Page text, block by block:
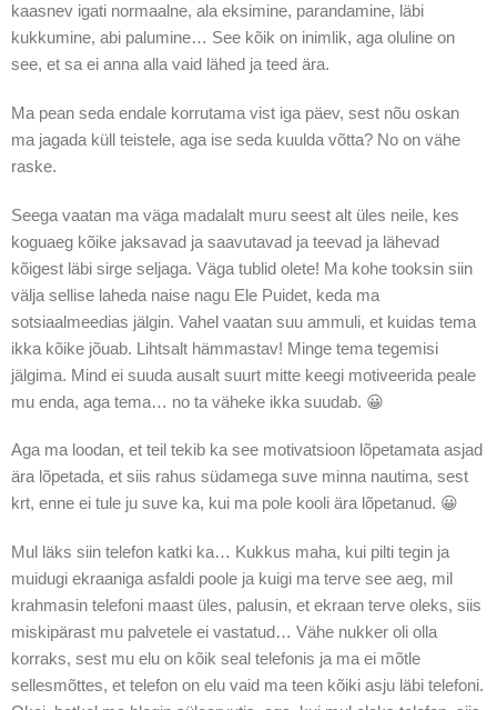
kaasnev igati normaalne, ala eksimine, parandamine, läbi
kukkumine, abi palumine… See kõik on inimlik, aga oluline on
see, et sa ei anna alla vaid lähed ja teed ära.
Ma pean seda endale korrutama vist iga päev, sest nõu oskan
ma jagada küll teistele, aga ise seda kuulda võtta? No on vähe
raske.
Seega vaatan ma väga madalalt muru seest alt üles neile, kes
koguaeg kõike jaksavad ja saavutavad ja teevad ja lähevad
kõigest läbi sirge seljaga. Väga tublid olete! Ma kohe tooksin siin
välja sellise laheda naise nagu Ele Puidet, keda ma
sotsiaalmeedias jälgin. Vahel vaatan suu ammuli, et kuidas tema
ikka kõike jõuab. Lihtsalt hämmastav! Minge tema tegemisi
jälgima. Mind ei suuda ausalt suurt mitte keegi motiveerida peale
mu enda, aga tema… no ta väheke ikka suudab. 😀
Aga ma loodan, et teil tekib ka see motivatsioon lõpetamata asjad
ära lõpetada, et siis rahus südamega suve minna nautima, sest
krt, enne ei tule ju suve ka, kui ma pole kooli ära lõpetanud. 😀
Mul läks siin telefon katki ka… Kukkus maha, kui pilti tegin ja
muidugi ekraaniga asfaldi poole ja kuigi ma terve see aeg, mil
krahmasin telefoni maast üles, palusin, et ekraan terve oleks, siis
miskipärast mu palvetele ei vastatud… Vähe nukker oli olla
korraks, sest mu elu on kõik seal telefonis ja ma ei mõtle
sellesmõttes, et telefon on elu vaid ma teen kõiki asju läbi telefoni.